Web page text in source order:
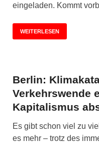
eingeladen. Kommt
WEITERLESEN
Berlin:
Verkehrswende
Kapitalismus
Es gibt schon viel zu
es mehr – trotz des